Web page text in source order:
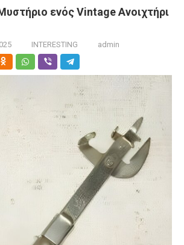
ενός Vintage Ανοιχτήρι
INTERESTING admin